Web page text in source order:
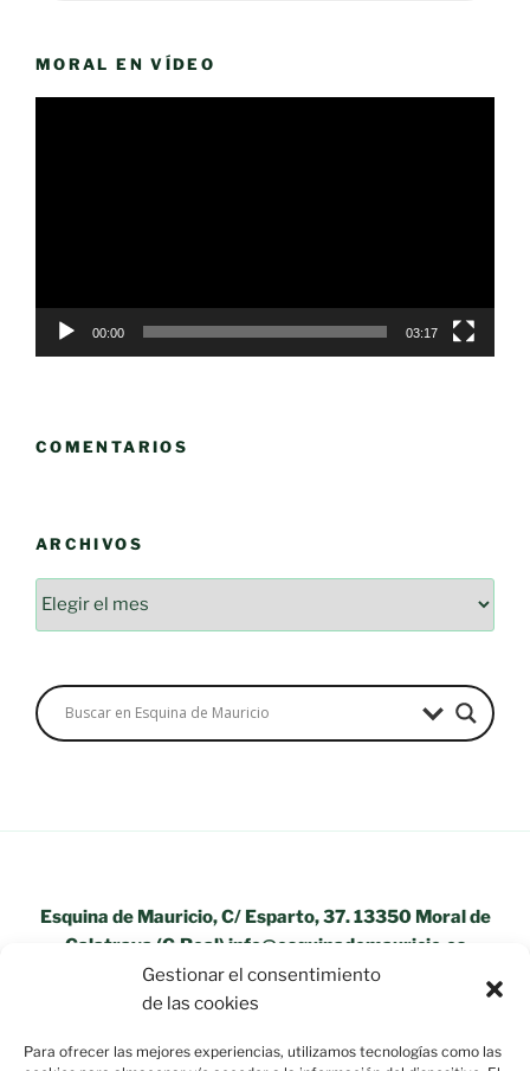
Gestionar el consentimiento
de las cookies
Para ofrecer las mejores experiencias, utilizamos tecnologías como las
MORAL EN VÍDEO
00:00 03:17
COMENTARIOS
ARCHIVOS
Archivos
Esquina de Mauricio, C/ Esparto, 37. 13350 Moral de
Calatrava (C.Real) info@esquinademauricio.es
«Aviso Legal»